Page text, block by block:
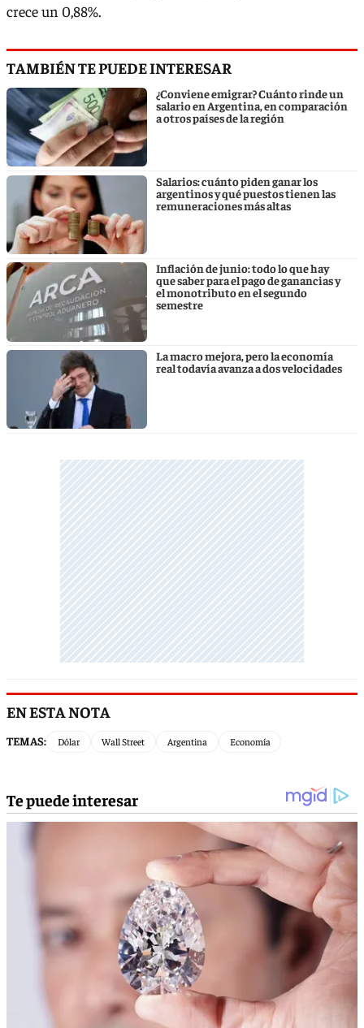
crece un 0,88%.
TAMBIÉN TE PUEDE INTERESAR
¿Conviene emigrar? Cuánto rinde un
salario en Argentina, en comparación
a otros países de la región
Salarios: cuánto piden ganar los
argentinos y qué puestos tienen las
remuneraciones más altas
Inflación de junio: todo lo que hay
que saber para el pago de ganancias y
el monotributo en el segundo
semestre
La macro mejora, pero la economía
real todavía avanza a dos velocidades
EN ESTA NOTA
TEMAS: Dólar Wall Street Argentina Economía